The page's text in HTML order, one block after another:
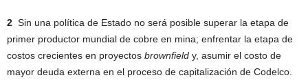
2 Sin una política de Estado no será posible superar la etapa de
primer productor mundial de cobre en mina; enfrentar la etapa de
costos crecientes en proyectos brownfield y, asumir el costo de
mayor deuda externa en el proceso de capitalización de Codelco.